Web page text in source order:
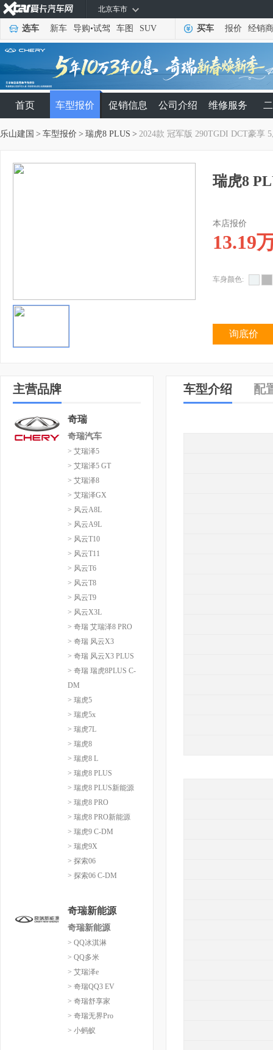
北京车市
选车 新车 导购•试驾 车图 SUV 买车 报价 经销商
首页 车型报价 促销信息 公司介绍 维修服务
乐山建国 > 车型报价 > 瑞虎8 PLUS > 2024款 冠军版 290TGDI DCT豪享
瑞虎8
本店报价
13.19
车身颜色:
询底价
主营品牌
奇瑞
奇瑞汽车
> 艾瑞泽5
> 艾瑞泽5 GT
> 艾瑞泽8
> 艾瑞泽GX
> 风云A8L
> 风云A9L
> 风云T10
> 风云T11
> 风云T6
> 风云T8
> 风云T9
> 风云X3L
> 奇瑞 艾瑞泽8 PRO
> 奇瑞 风云X3
> 奇瑞 风云X3 PLUS
> 奇瑞 瑞虎8PLUS C-
DM
> 瑞虎5
> 瑞虎5x
> 瑞虎7L
> 瑞虎8
> 瑞虎8 L
> 瑞虎8 PLUS
> 瑞虎8 PLUS新能源
> 瑞虎8 PRO
> 瑞虎8 PRO新能源
> 瑞虎9 C-DM
> 瑞虎9X
> 探索06
> 探索06 C-DM
奇瑞新能源
奇瑞新能源
> QQ冰淇淋
> QQ多米
> 艾瑞泽e
> 奇瑞QQ3 EV
> 奇瑞舒享家
> 奇瑞无界Pro
> 小蚂蚁
车型介绍 配